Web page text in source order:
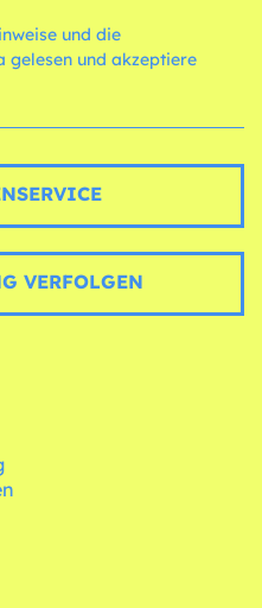
und die
VERFOLGEN